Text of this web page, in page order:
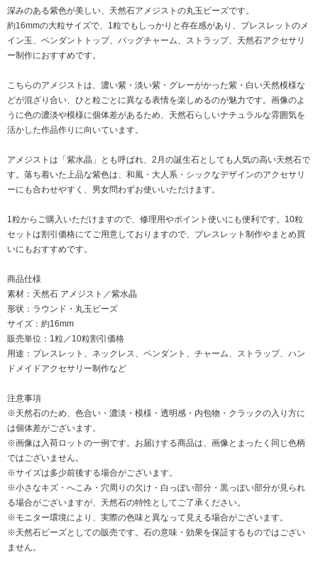
深みのある紫色が美しい、天然石アメジストの丸玉ビーズです。
約16mmの大粒サイズで、1粒でもしっかりと存在感があり、ブレスレットのメ
イン玉、ペンダントトップ、バッグチャーム、ストラップ、天然石アクセサリ
ー制作におすすめです。
こちらのアメジストは、濃い紫・淡い紫・グレーがかった紫・白い天然模様な
どが混ざり合い、ひと粒ごとに異なる表情を楽しめるのが魅力です。画像のよ
うに色の濃淡や模様に個体差があるため、天然石らしいナチュラルな雰囲気を
活かした作品作りに向いています。
アメジストは「紫水晶」とも呼ばれ、2月の誕生石としても人気の高い天然石で
す。落ち着いた上品な紫色は、和風・大人系・シックなデザインのアクセサリ
ーにも合わせやすく、男女問わずお使いいただけます。
1粒からご購入いただけますので、修理用やポイント使いにも便利です。10粒
セットは割引価格にてご用意しておりますので、ブレスレット制作やまとめ買
いにもおすすめです。
商品仕様
素材：天然石 アメジスト／紫水晶
形状：ラウンド・丸玉ビーズ
サイズ：約16mm
販売単位：1粒／10粒割引価格
用途：ブレスレット、ネックレス、ペンダント、チャーム、ストラップ、ハン
ドメイドアクセサリー制作など
注意事項
※天然石のため、色合い・濃淡・模様・透明感・内包物・クラックの入り方に
は個体差がございます。
※画像は入荷ロットの一例です。お届けする商品は、画像とまったく同じ色柄
ではございません。
※サイズは多少前後する場合がございます。
※小さなキズ・へこみ・穴周りの欠け・白っぽい部分・黒っぽい部分が見られ
る場合がございますが、天然石の特性としてご了承ください。
※モニター環境により、実際の色味と異なって見える場合がございます。
※天然石ビーズとしての販売です。石の意味・効果を保証するものではござい
ません。